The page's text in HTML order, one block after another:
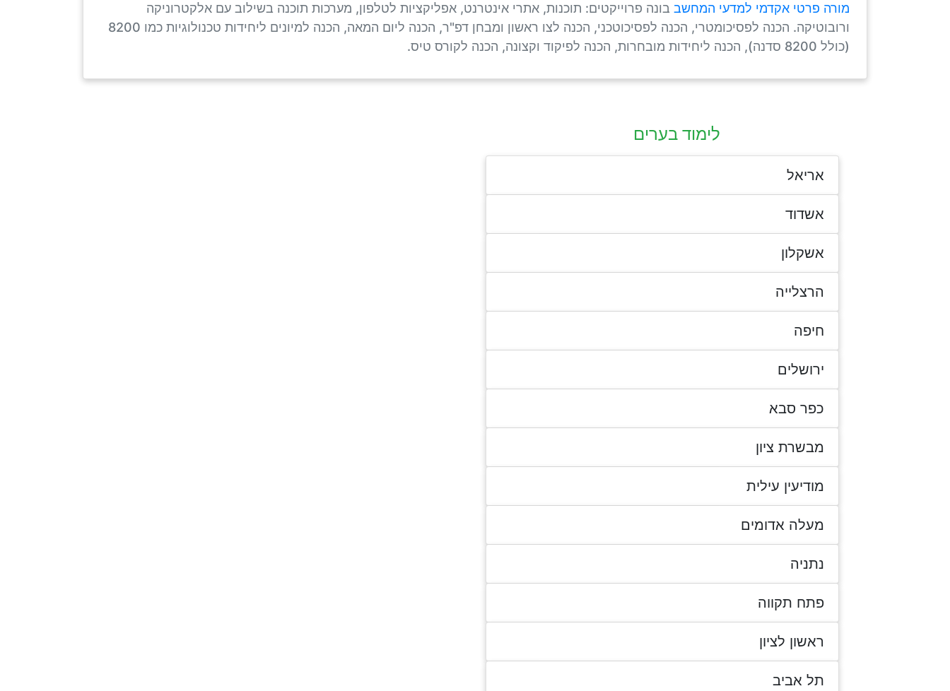
מורה פרטי אקדמי למדעי המחשב בונה פרוייקטים: תוכנות, אתרי אינטרנט, אפליקציות לטלפון, מערכות תוכנה בשילוב עם אלקטרוניקה
ורובוטיקה. הכנה לפסיכומטרי, הכנה לפסיכוטכני, הכנה לצו ראשון ומבחן דפ"ר, הכנה ליום המאה, הכנה למיונים ליחידות טכנולוגיות כמו 8200
(כולל 8200 סדנה), הכנה ליחידות מובחרות, הכנה לפיקוד וקצונה, הכנה לקורס טיס.
לימוד בערים
אריאל
אשדוד
אשקלון
הרצלייה
חיפה
ירושלים
כפר סבא
מבשרת ציון
מודיעין עילית
מעלה אדומים
נתניה
פתח תקווה
ראשון לציון
תל אביב